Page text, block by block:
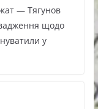
— Тягунов
щодо
у